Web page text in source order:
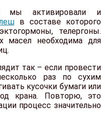
мы активировали и
в составе которого
телергоны.
необходима для
так – если провести
раз по сухим
кусочки бумаги или
крана. Повторю, это
процесс значительно